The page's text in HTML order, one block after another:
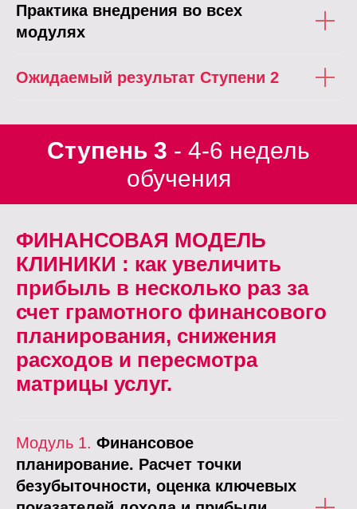
Практика внедрения во всех
модулях
Ожидаемый результат Ступени 2
Ступень 3 - 4-6 недель
обучения
ФИНАНСОВАЯ МОДЕЛЬ
КЛИНИКИ : как увеличить
прибыль в несколько раз за
счет грамотного финансового
планирования, снижения
расходов и пересмотра
матрицы услуг.
Модуль 1. Финансовое
планирование. Расчет точки
безубыточности, оценка ключевых